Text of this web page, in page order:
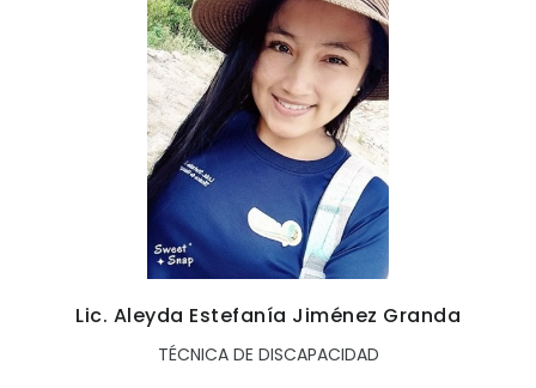
Lic. Aleyda Estefanía Jiménez Granda
TÉCNICA DE DISCAPACIDAD